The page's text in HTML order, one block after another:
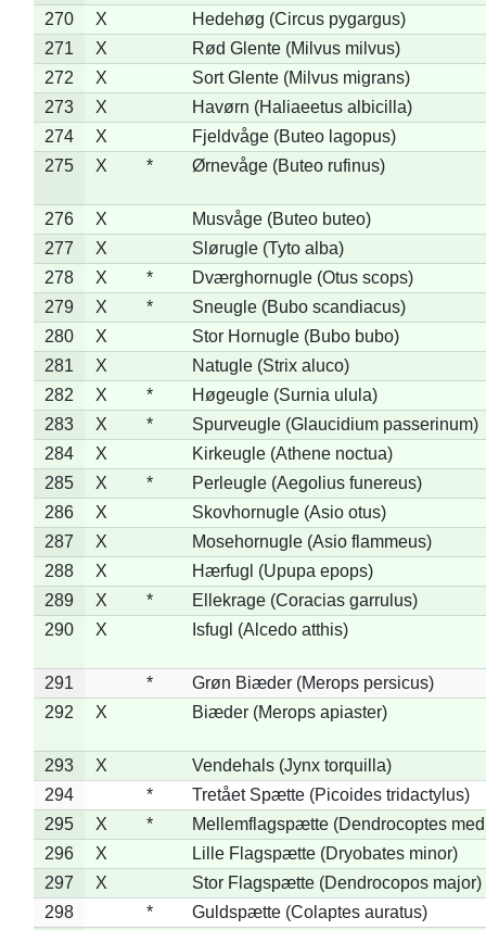
270
X
Hedehøg (Circus pygargus)
271
X
Rød Glente (Milvus milvus)
272
X
Sort Glente (Milvus migrans)
273
X
Havørn (Haliaeetus albicilla)
274
X
Fjeldvåge (Buteo lagopus)
275
X * Ørnevåge (Buteo rufinus)
276 X
Musvåge (Buteo buteo)
277
X
Slørugle (Tyto alba)
278
X *
Dværghornugle (Otus scops)
279
X *
Sneugle (Bubo scandiacus)
280
X
Stor Hornugle (Bubo bubo)
281
X
Natugle (Strix aluco)
282
X *
Høgeugle (Surnia ulula)
283
X *
Spurveugle (Glaucidium passerinum)
284
X
Kirkeugle (Athene noctua)
285
X *
Perleugle (Aegolius funereus)
286
X
Skovhornugle (Asio otus)
287
X
Mosehornugle (Asio flammeus)
288
X
Hærfugl (Upupa epops)
289
X *
Ellekrage (Coracias garrulus)
290
X Isfugl (Alcedo atthis)
291 *
Grøn Biæder (Merops persicus)
292
X Biæder (Merops apiaster)
293 X
Vendehals (Jynx torquilla)
294
*
Tretået Spætte (Picoides tridactylus)
295
X *
Mellemflagspætte (Dendrocoptes
296
X
Lille Flagspætte (Dryobates minor)
297
X
Stor Flagspætte (Dendrocopos major)
298
*
Guldspætte (Colaptes auratus)